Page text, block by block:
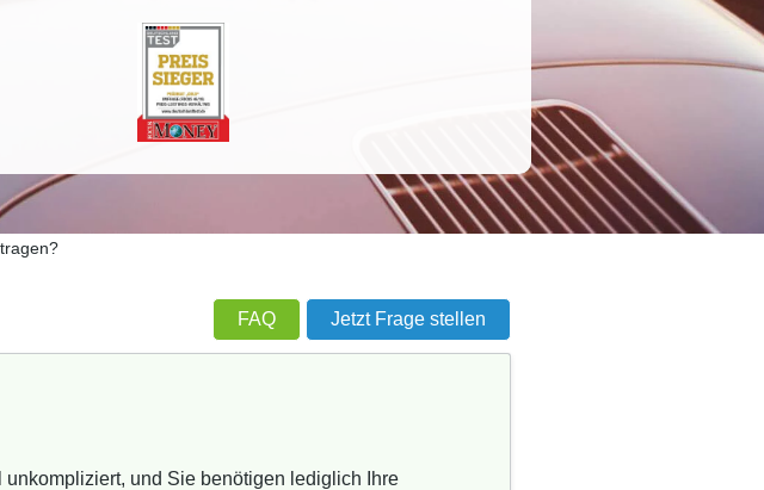
FAQ Jetzt Frage stellen
und Sie benötigen lediglich Ihre